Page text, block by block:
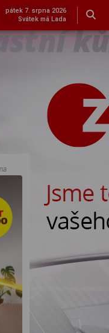
pátek 7. srpna 2026
Svátek má Lada